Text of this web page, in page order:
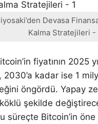
Devasa
Kalma Stratejileri -
fiyatının 2025
2030’a kadar ise 1
öngördü. Yapay
köklü şekilde
süreçte Bitcoin’in öne